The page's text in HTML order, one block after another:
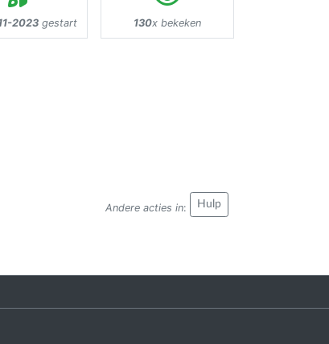
2023 gestart 130x bekeken
Andere acties in: Hulp